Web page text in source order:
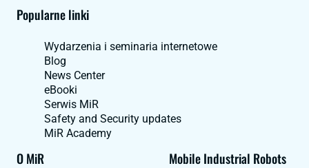
Popularne linki
Wydarzenia i seminaria internetowe
Blog
News Center
eBooki
Serwis MiR
Safety and Security updates
MiR Academy
O MiR Mobile Industrial Robots